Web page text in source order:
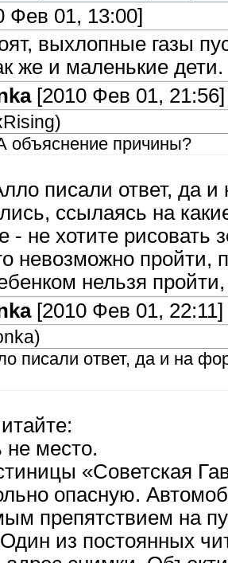
Фев 01, 13:00]
выхлопные газы
же и маленькие дети.
[2010 Фев 01, 21:56]
)
объяснение причины?
писали ответ, да
ссылаясь на
- не хотите рисовать
невозможно пройти,
нельзя
[2010 Фев 01, 22:11]
)
писали ответ, да и на
не место.
«Советская
опасную.
препятствием на
из постоянных